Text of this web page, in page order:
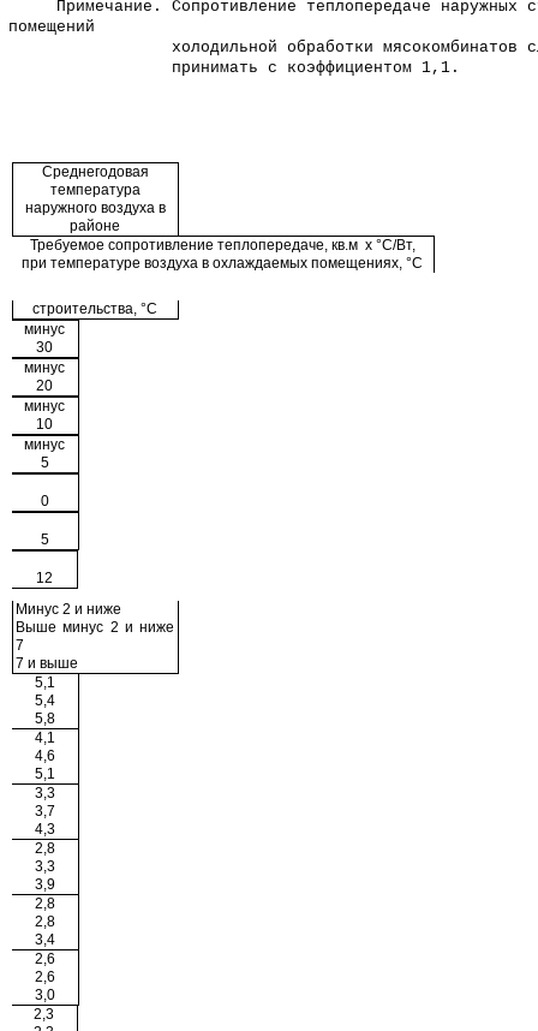
Примечание. Сопротивление теплопередаче наружных
помещений
холодильной обработки мясокомбинатов
принимать с коэффициентом 1,1.
Среднегодовая
температура
наружного воздуха в
районе
Требуемое сопротивление теплопередаче, кв.м х °С/Вт,
при температуре воздуха в охлаждаемых помещениях, °С
строительства, °С
минус
30
минус
20
минус
10
минус
5
0
5
12
Минус 2 и ниже
Выше минус 2 и ниже
7
7 и выше
5,1
5,4
5,8
4,1
4,6
5,1
3,3
3,7
4,3
2,8
3,3
3,9
2,8
2,8
3,4
2,6
2,6
3,0
2,3